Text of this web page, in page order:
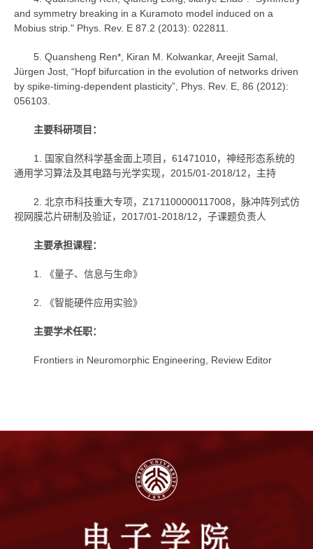
and symmetry breaking in a Kuramoto model induced on a
Mobius strip." Phys. Rev. E 87.2 (2013): 022811.
5. Quansheng Ren*, Kiran M. Kolwankar, Areejit Samal,
Jürgen Jost, “Hopf bifurcation in the evolution of networks driven
by spike-timing-dependent plasticity”, Phys. Rev. E, 86 (2012):
056103.
主要科研项目：
1. 国家自然科学基金面上项目，61471010，神经形态系统的
通用学习算法及其电路与光学实现，2015/01-2018/12，主持
2. 北京市科技重大专项，Z171100000117008，脉冲阵列式仿
视网膜芯片研制及验证，2017/01-2018/12，子课题负责人
主要承担课程：
1. 《量子、信息与生命》
2. 《智能硬件应用实验》
主要学术任职：
Frontiers in Neuromorphic Engineering, Review Editor